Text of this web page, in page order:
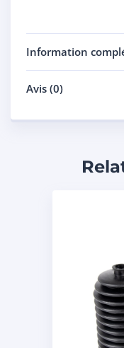
Information
Avis (0)